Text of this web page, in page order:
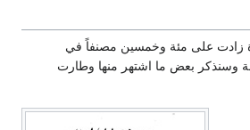
زادت على مئة وخمسين مصنفاً في
وسنذكر بعض ما اشتهر منها وطارت